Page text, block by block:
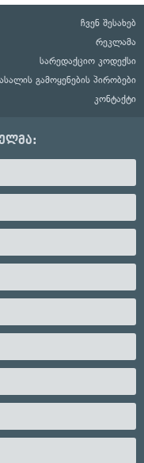
ჩვენ შესახებ
რეკლამა
სარედაქციო კოდექსი
გამოყენების პირობები
კონტაქტი